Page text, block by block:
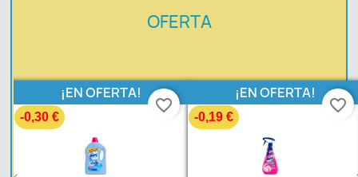
OFERTA
¡EN OFERTA!
-0,30 €
favorite_border
¡EN OFERTA!
-0,19 €
favorite_border